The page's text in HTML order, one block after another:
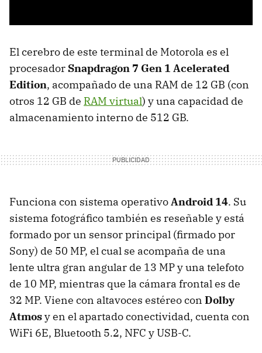
El cerebro de este terminal de Motorola es el
procesador Snapdragon 7 Gen 1 Acelerated
Edition, acompañado de una RAM de 12 GB (con
otros 12 GB de RAM virtual) y una capacidad de
almacenamiento interno de 512 GB.
Funciona con sistema operativoAndroid 14. Su
sistema fotográfico también es reseñable y está
formado por un sensor principal (firmado por
Sony) de 50 MP, el cual se acompaña de una
lente ultra gran angular de 13 MP y una telefoto
de 10 MP, mientras que la cámara frontal es de
32 MP. Viene con altavoces estéreo con Dolby
Atmosy en el apartado conectividad, cuenta con
WiFi 6E, Bluetooth 5.2, NFC y USB-C.